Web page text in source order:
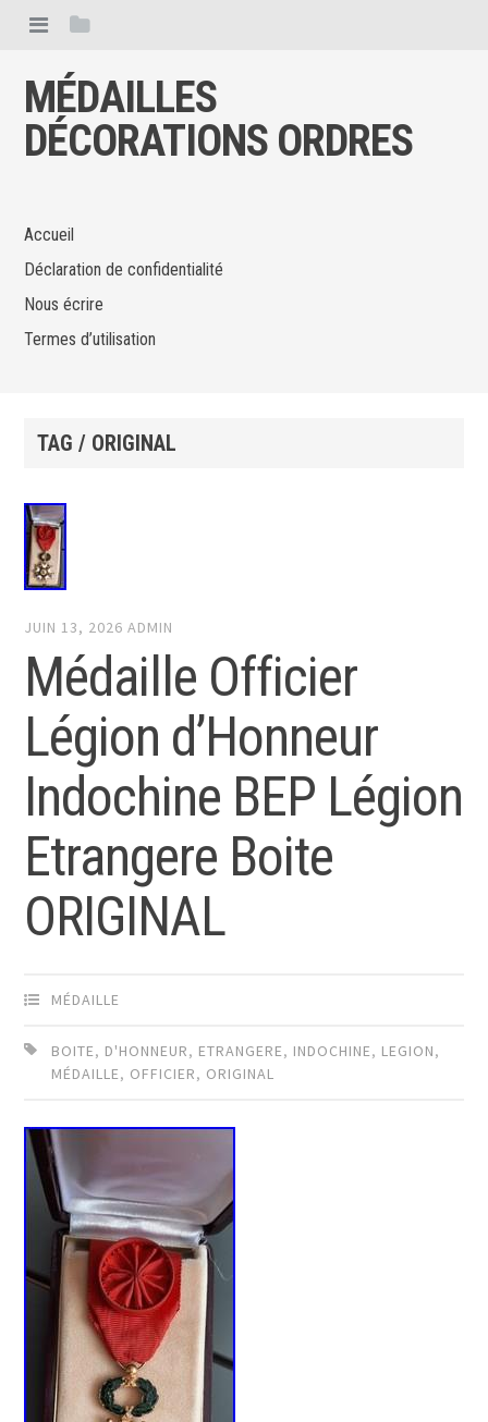
MÉDAILLES
DÉCORATIONS ORDRES
Accueil
Déclaration de confidentialité
Nous écrire
Termes d’utilisation
TAG / ORIGINAL
JUIN 13, 2026 ADMIN
Médaille Officier
Légion d’Honneur
Indochine BEP Légion
Etrangere Boite
ORIGINAL
MÉDAILLE
BOITE, D'HONNEUR, ETRANGERE, INDOCHINE, LEGION,
MÉDAILLE, OFFICIER, ORIGINAL